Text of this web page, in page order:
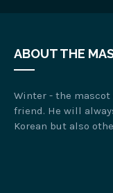
ABOUT THE
Winter - the mascot
friend. He will
Korean but also